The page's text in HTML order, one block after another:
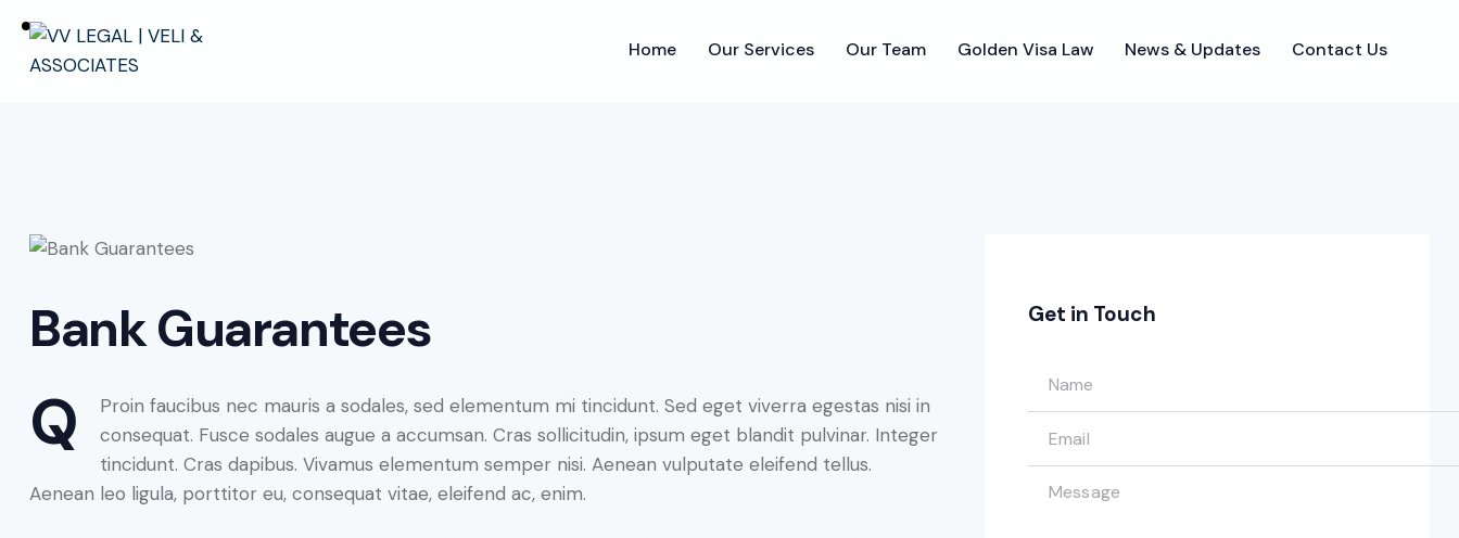
Home Our Services Our Team Golden Visa Law News & Updates Contact Us
Bank Guarantees
Q
Proin faucibus nec mauris a sodales, sed elementum mi tincidunt. Sed eget viverra egestas nisi in
consequat. Fusce sodales augue a accumsan. Cras sollicitudin, ipsum eget blandit pulvinar. Integer
tincidunt. Cras dapibus. Vivamus elementum semper nisi. Aenean vulputate eleifend tellus.
Aenean leo ligula, porttitor eu, consequat vitae, eleifend ac, enim.
Get in Touch